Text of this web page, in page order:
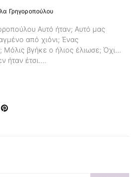
Γρηγοροπούλου
Αυτό ήταν; Αυτό μας
από χιόνι; Ένας
Μόλις βγήκε ο ήλιος έλιωσε; Όχι…
ήταν έτσι.…